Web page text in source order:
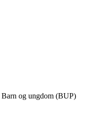
Barn og ungdom (BUP)